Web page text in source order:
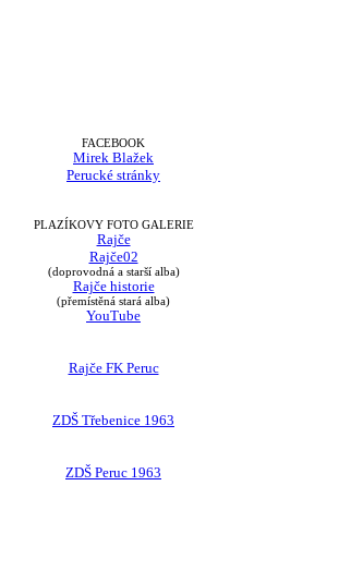
FACEBOOK
Mirek Blažek
Perucké stránky
PLAZÍKOVY FOTO GALERIE
Rajče
Rajče02
(doprovodná a starší alba)
Rajče historie
(přemístěná stará alba)
YouTube
Rajče FK Peruc
ZDŠ Třebenice 1963
ZDŠ Peruc 1963